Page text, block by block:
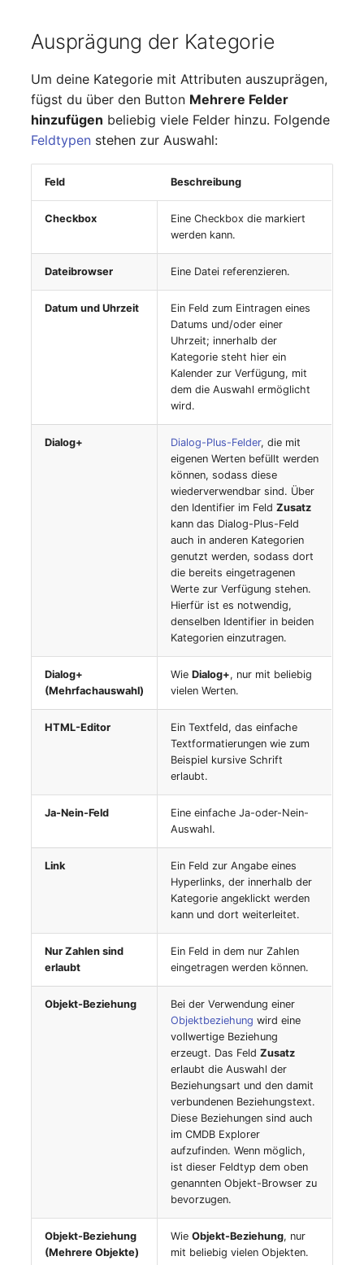
Lizenzschlüssel
Logbuch
Login
Logische Geräte (Client)
Logische Geräte (LDEV
Server)
Logische Netzwerkports
Monitor
Netzwerkport
Netzwerkverbindungen
Objektbild
Personengruppen
Mitglieder
Personengruppenmitgliedschaft
Remote Management
SIM-Karte
Speichersystem
Stacking
Stadt
Steckdosenleiste
Supernet
Vertrag
Virtueller Client
Virtueller Server
VRRP
WAN-Leitung
Ausprägung der Kategorie
Um deine Kategorie mit Attributen auszuprägen,
fügst du über den Button Mehrere Felder
hinzufügen beliebig viele Felder hinzu. Folgende
Feldtypen stehen zur Auswahl:
Feld Beschreibung
Checkbox
Eine Checkbox die markiert
werden kann.
Dateibrowser Eine Datei referenzieren.
Datum und Uhrzeit
Ein Feld zum Eintragen eines
Datums und/oder einer
Uhrzeit; innerhalb der
Kategorie steht hier ein
Kalender zur Verfügung, mit
dem die Auswahl ermöglicht
wird.
Dialog+ Dialog-Plus-Felder, die mit
eigenen Werten befüllt werden
können, sodass diese
wiederverwendbar sind. Über
den Identifier im FeldZusatz
kann das Dialog-Plus-Feld
auch in anderen Kategorien
genutzt werden, sodass dort
die bereits eingetragenen
Werte zur Verfügung stehen.
Hierfür ist es notwendig,
denselben Identifier in beiden
Kategorien einzutragen.
Dialog+
(Mehrfachauswahl)
WieDialog+, nur mit beliebig
vielen Werten.
HTML-Editor
Ein Textfeld, das einfache
Textformatierungen wie zum
Beispiel kursive Schrift
erlaubt.
Ja-Nein-Feld
Eine einfache Ja-oder-Nein-
Auswahl.
Link
Ein Feld zur Angabe eines
Hyperlinks, der innerhalb der
Kategorie angeklickt werden
kann und dort weiterleitet.
Nur Zahlen sind
erlaubt
Ein Feld in dem nur Zahlen
eingetragen werden können.
Objekt-Beziehung
Bei der Verwendung einer
Objektbeziehung wird eine
vollwertige Beziehung
erzeugt. Das FeldZusatz
erlaubt die Auswahl der
Beziehungsart und den damit
verbundenen Beziehungstext.
Diese Beziehungen sind auch
im CMDB Explorer
aufzufinden. Wenn möglich,
ist dieser Feldtyp dem oben
genannten Objekt-Browser zu
bevorzugen.
Objekt-Beziehung
(Mehrere Objekte)
WieObjekt-Beziehung, nur
mit beliebig vielen Objekten.